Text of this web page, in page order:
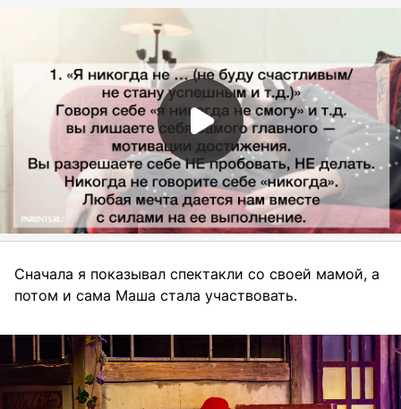
Сначала я показывал спектакли со своей мамой, а
потом и сама Маша стала участвовать.